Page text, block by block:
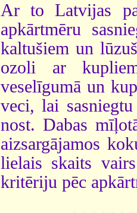
Ar to Latvijas
apkārtmēru
kaltušiem un
ozoli ar
veselīgumā un
veci, lai
nost. Dabas
aizsargājamos
lielais skaits
kritēriju pēc